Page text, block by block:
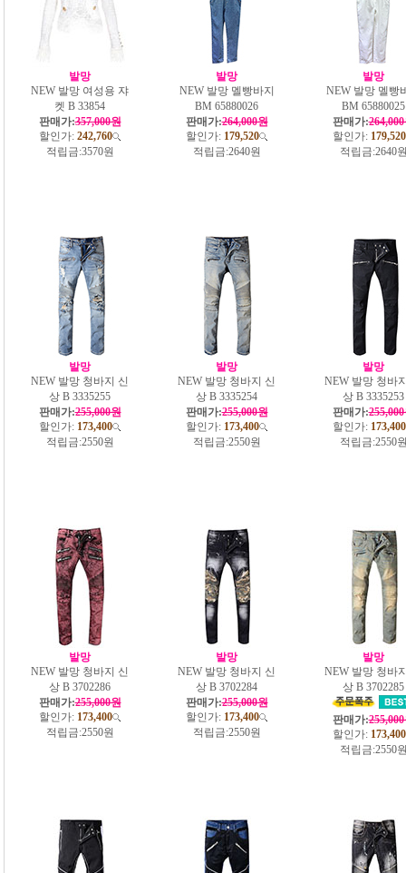
발망
NEW 발망 여성용 쟈
켓 B 33854
판매가:357,000원
할인가: 242,760
적립금:3570원
발망
NEW 발망 멜빵바지
BM 65880026
판매가:264,000원
할인가: 179,520
적립금:2640원
발망
NEW 발망 멜빵
BM 65880025
판매가:
할인가: 179,520
적립금:2640
발망
NEW 발망 청바지 신
상 B 3335255
판매가:255,000원
할인가: 173,400
적립금:2550원
발망
NEW 발망 청바지 신
상 B 3335254
판매가:255,000원
할인가: 173,400
적립금:2550원
발망
NEW 발망 청바
상 B 3335253
판매가:
할인가: 173,400
적립금:2550
발망
NEW 발망 청바지 신
상 B 3702286
판매가:255,000원
할인가: 173,400
적립금:2550원
발망
NEW 발망 청바지 신
상 B 3702284
판매가:255,000원
할인가: 173,400
적립금:2550원
발망
NEW 발망 청바
상 B 3702285
판매가:
할인가: 173,400
적립금:2550